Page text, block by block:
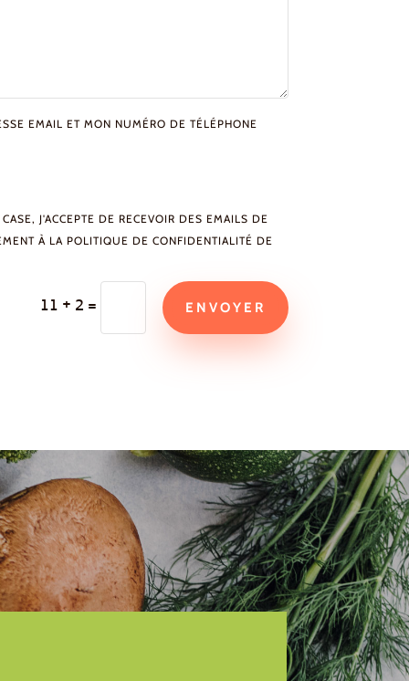
EMAIL ET MON NUMÉRO DE TÉLÉPHONE
J'ACCEPTE DE RECEVOIR DES EMAILS DE
À LA POLITIQUE DE CONFIDENTIALITÉ DE
11 + 2= ENVOYER